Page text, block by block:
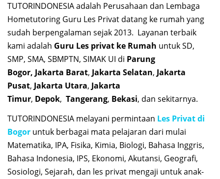
TUTORINDONESIA adalah Perusahaan dan Lembaga
Hometutoring Guru Les Privat datang ke rumah yang
sudah berpengalaman sejak 2013. Layanan terbaik
kami adalah Guru Les privat ke Rumah untuk SD,
SMP, SMA, SBMPTN, SIMAK UI di Parung
Bogor, Jakarta Barat, Jakarta Selatan, Jakarta
Pusat, Jakarta Utara, Jakarta
Timur, Depok, Tangerang, Bekasi, dan sekitarnya.
TUTORINDONESIA melayani permintaan Les Privat di
Bogor untuk berbagai mata pelajaran dari mulai
Matematika, IPA, Fisika, Kimia, Biologi, Bahasa Inggris,
Bahasa Indonesia, IPS, Ekonomi, Akutansi, Geografi,
Sosiologi, Sejarah, dan les privat mengaji untuk anak-